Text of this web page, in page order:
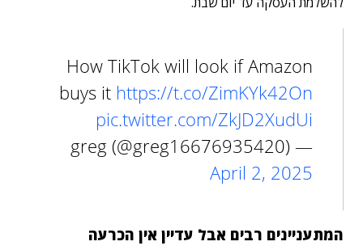
How TikTok will look if Amazon
buys it https://t.co/ZimKYk42On
pic.twitter.com/ZkJD2XudUi
— greg (@greg16676935420)
April 2, 2025
המתעניינים רבים אבל עדיין אין הכרעה